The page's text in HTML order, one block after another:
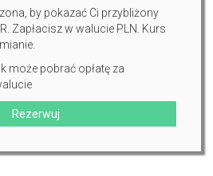
by pokazać Ci przybliżony
Zapłacisz w walucie PLN. Kurs
może pobrać opłatę za
Rezerwuj